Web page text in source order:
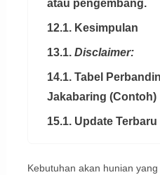
atau pengembang.
12.1. Kesimpulan
13.1. Disclaimer:
14.1. Tabel
Jakabaring (Contoh)
15.1. Update
Kebutuhan akan hunian